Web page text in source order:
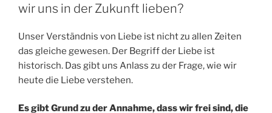
wir uns in der Zukunft lieben?
Unser Verständnis von Liebe ist nicht zu allen Zeiten
das gleiche gewesen. Der Begriff der Liebe ist
historisch. Das gibt uns Anlass zu der Frage, wie wir
heute die Liebe verstehen.
Es gibt Grund zu der Annahme, dass wir frei sind, die